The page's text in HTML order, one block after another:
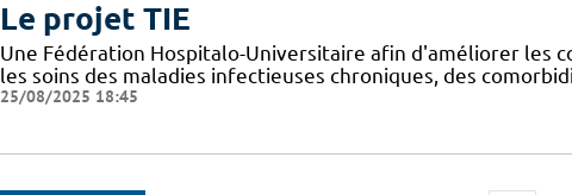
Le projet TIE
Une Fédération Hospitalo-Universitaire afin d'améliorer les
les soins des maladies infectieuses chroniques, des
25/08/2025 18:45